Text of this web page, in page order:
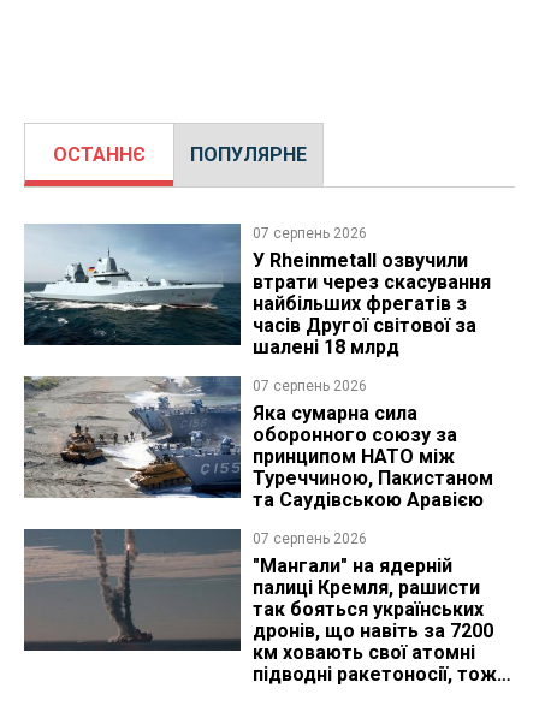
ОСТАННЄ ПОПУЛЯРНЕ
07 серпень 2026
У Rheinmetall озвучили
втрати через скасування
найбільших фрегатів з
часів Другої світової за
шалені 18 млрд
07 серпень 2026
Яка сумарна сила
оборонного союзу за
принципом НАТО між
Туреччиною, Пакистаном
та Саудівською Аравією
07 серпень 2026
"Мангали" на ядерній
палиці Кремля, рашисти
так бояться українських
дронів, що навіть за 7200
км ховають свої атомні
підводні ракетоносії, тож